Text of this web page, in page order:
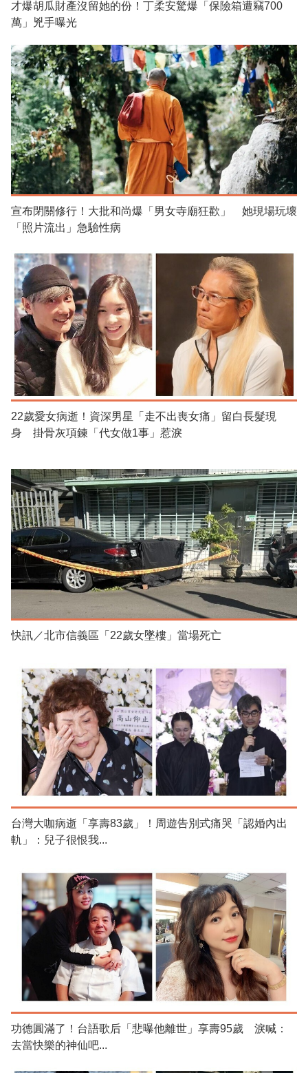
才爆胡瓜財產沒留她的份！丁柔安驚爆「保險箱遭竊700
萬」兇手曝光
宣布閉關修行！大批和尚爆「男女寺廟狂歡」 她現場玩壞
「照片流出」急驗性病
22歲愛女病逝！資深男星「走不出喪女痛」留白長髮現
身 掛骨灰項鍊「代女做1事」惹淚
快訊／北市信義區「22歲女墜樓」當場死亡
台灣大咖病逝「享壽83歲」！周遊告別式痛哭「認婚內出
軌」：兒子很恨我...
功德圓滿了！台語歌后「悲曝他離世」享壽95歲 淚喊：
去當快樂的神仙吧...